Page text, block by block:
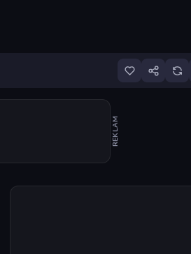
REKLAM